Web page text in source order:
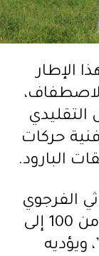
الإطار
التقليدي
حركات
البارود.
الفرجوي
في مضمار سباقٍ يمتد طوله من 100 إلى
ويؤديه